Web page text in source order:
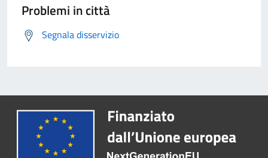
Problemi in città
Segnala disservizio